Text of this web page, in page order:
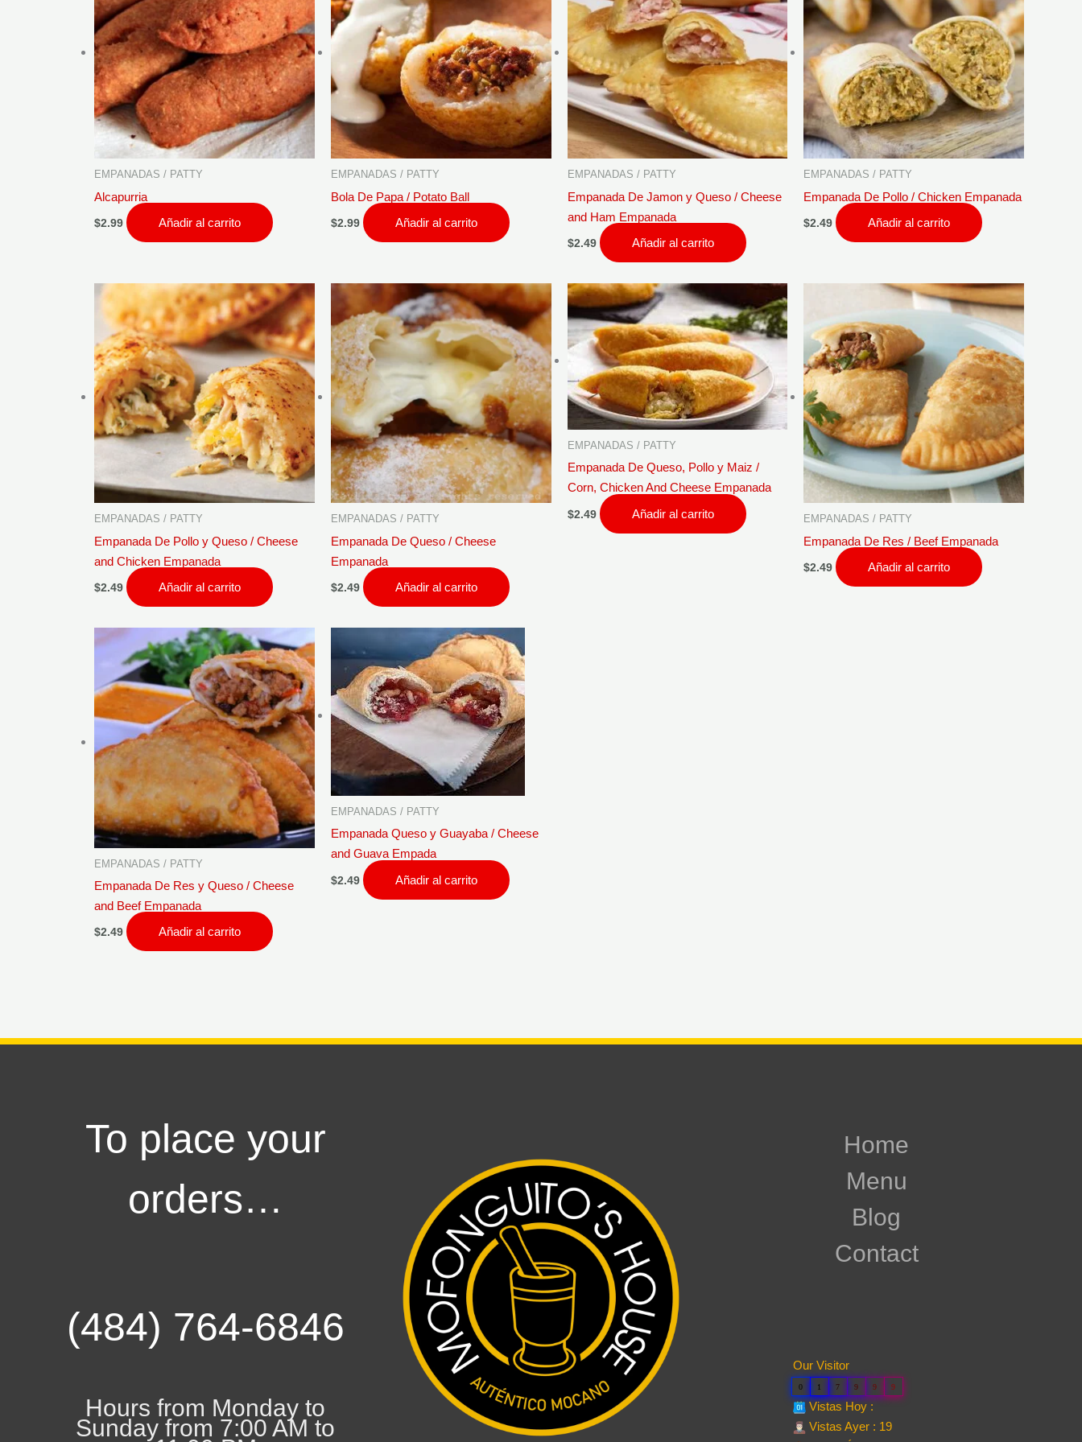
EMPANADAS / PATTY
Alcapurria
$2.99 Añadir al carrito
EMPANADAS / PATTY
Bola De Papa / Potato Ball
$2.99 Añadir al carrito
EMPANADAS / PATTY
Empanada De Jamon y Queso / Cheese
and Ham Empanada
$2.49 Añadir al carrito
EMPANADAS / PATTY
Empanada De Pollo / Chicken Empanada
$2.49 Añadir al carrito
EMPANADAS / PATTY
Empanada De Pollo y Queso / Cheese
and Chicken Empanada
$2.49 Añadir al carrito
EMPANADAS / PATTY
Empanada De Queso / Cheese
Empanada
$2.49 Añadir al carrito
EMPANADAS / PATTY
Empanada De Queso, Pollo y Maiz /
Corn, Chicken And Cheese Empanada
$2.49 Añadir al carrito EMPANADAS / PATTY
Empanada De Res / Beef Empanada
$2.49 Añadir al carrito
EMPANADAS / PATTY
Empanada De Res y Queso / Cheese
and Beef Empanada
$2.49 Añadir al carrito
EMPANADAS / PATTY
Empanada Queso y Guayaba / Cheese
and Guava Empada
$2.49 Añadir al carrito
To place your
orders…
(484) 764-6846
Hours from Monday to
Sunday from 7:00 AM to
Home
Menu
Blog
Contact
Our Visitor
0 1 7 9 9 9
Vistas Hoy :
Vistas Ayer : 19